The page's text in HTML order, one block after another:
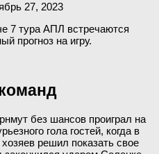
27, 2023
7 тура АПЛ встречаются
прогноз на игру.
без шансов проиграл на
гола гостей, когда в
решил показать свое